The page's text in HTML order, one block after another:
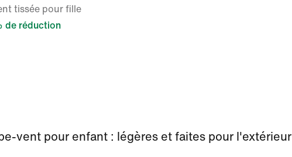
tissée pour fille
de réduction
vent pour enfant : légères et faites pour l'extérieur